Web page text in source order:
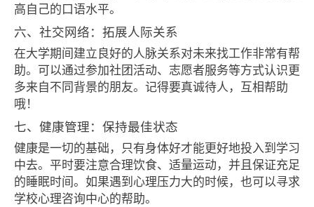
高自己的口语水平。
六、社交网络：拓展人际关系
在大学期间建立良好的人脉关系对未来找工作非常有帮
助。可以通过参加社团活动、志愿者服务等方式认识更
多来自不同背景的朋友。记得要真诚待人，互相帮助
哦！
七、健康管理：保持最佳状态
健康是一切的基础，只有身体好才能更好地投入到学习
中去。平时要注意合理饮食、适量运动，并且保证充足
的睡眠时间。如果遇到心理压力大的时候，也可以寻求
学校心理咨询中心的帮助。